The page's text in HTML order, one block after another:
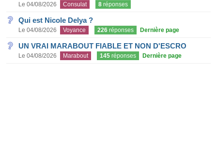
Le 04/08/2026 Consulat 8 réponses
Qui est Nicole Delya ?
Le 04/08/2026 Voyance 226 réponses Dernière page
UN VRAI MARABOUT FIABLE ET NON D'ESCRO
Le 04/08/2026 Marabout 145 réponses Dernière page